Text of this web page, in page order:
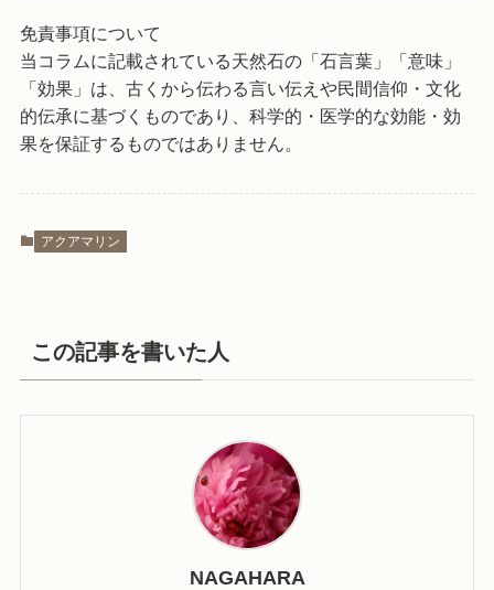
免責事項について
当コラムに記載されている天然石の「石言葉」「意味」
「効果」は、古くから伝わる言い伝えや民間信仰・文化
的伝承に基づくものであり、科学的・医学的な効能・効
果を保証するものではありません。
アクアマリン
この記事を書いた人
NAGAHARA